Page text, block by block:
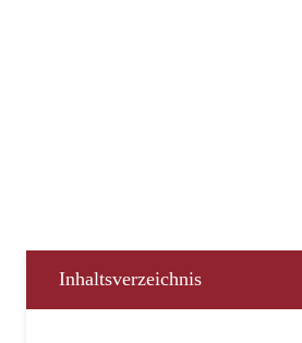
Inhaltsverzeichnis